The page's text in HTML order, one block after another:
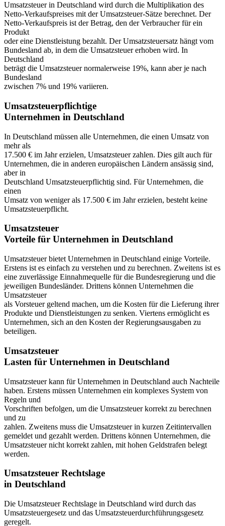
Umsatzsteuer in Deutschland wird durch die Multiplikation des
Netto-Verkaufspreises mit der Umsatzsteuer-Sätze berechnet. Der
Netto-Verkaufspreis ist der Betrag, den der Verbraucher für ein
Produkt
oder eine Dienstleistung bezahlt. Der Umsatzsteuersatz hängt vom
Bundesland ab, in dem die Umsatzsteuer erhoben wird. In
Deutschland
beträgt die Umsatzsteuer normalerweise 19%, kann aber je nach
Bundesland
zwischen 7% und 19% variieren.
Umsatzsteuerpflichtige
Unternehmen in Deutschland
In Deutschland müssen alle Unternehmen, die einen Umsatz von
mehr als
17.500 € im Jahr erzielen, Umsatzsteuer zahlen. Dies gilt auch für
Unternehmen, die in anderen europäischen Ländern ansässig sind,
aber in
Deutschland Umsatzsteuerpflichtig sind. Für Unternehmen, die
einen
Umsatz von weniger als 17.500 € im Jahr erzielen, besteht keine
Umsatzsteuerpflicht.
Umsatzsteuer
Vorteile für Unternehmen in Deutschland
Umsatzsteuer bietet Unternehmen in Deutschland einige Vorteile.
Erstens ist es einfach zu verstehen und zu berechnen. Zweitens ist es
eine zuverlässige Einnahmequelle für die Bundesregierung und die
jeweiligen Bundesländer. Drittens können Unternehmen die
Umsatzsteuer
als Vorsteuer geltend machen, um die Kosten für die Lieferung ihrer
Produkte und Dienstleistungen zu senken. Viertens ermöglicht es
Unternehmen, sich an den Kosten der Regierungsausgaben zu
beteiligen.
Umsatzsteuer
Lasten für Unternehmen in Deutschland
Umsatzsteuer kann für Unternehmen in Deutschland auch Nachteile
haben. Erstens müssen Unternehmen ein komplexes System von
Regeln und
Vorschriften befolgen, um die Umsatzsteuer korrekt zu berechnen
und zu
zahlen. Zweitens muss die Umsatzsteuer in kurzen Zeitintervallen
gemeldet und gezahlt werden. Drittens können Unternehmen, die
Umsatzsteuer nicht korrekt zahlen, mit hohen Geldstrafen belegt
werden.
Umsatzsteuer Rechtslage
in Deutschland
Die Umsatzsteuer Rechtslage in Deutschland wird durch das
Umsatzsteuergesetz und das Umsatzsteuerdurchführungsgesetz
geregelt.